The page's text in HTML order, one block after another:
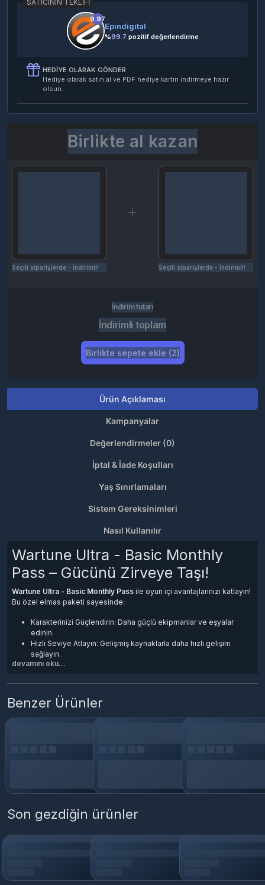
SATICININ TEKLIFI
9.97
Epindigital
%99.7 pozitif değerlendirme
HEDIYE OLARAK GÖNDER
Hediye olarak satın al ve PDF hediye kartın indirmeye hazır
olsun.
Birlikte al kazan
Seçili siparişlerde - İndirimli! Seçili siparişlerde - İndirimli!
İndirim tutarı
İndirimli toplam
Birlikte sepete ekle (2)
Ürün Açıklaması
Kampanyalar
Değerlendirmeler (0)
İptal & İade Koşulları
Yaş Sınırlamaları
Sistem Gereksinimleri
Nasıl Kullanılır
Wartune Ultra - Basic Monthly
Pass – Gücünü Zirveye Taşı!
Wartune Ultra - Basic Monthly Pass ile oyun içi avantajlarınızı katlayın!
Bu özel elmas paketi sayesinde:
Karakterinizi Güçlendirin: Daha güçlü ekipmanlar ve eşyalar
edinin.
Hızlı Seviye Atlayın: Gelişmiş kaynaklarla daha hızlı gelişim
sağlayın.
Özel İçeriklerin Kilidini Açın: Sınırlı içerikler ve premium
💎 Rakiplerinizin Önüne Geçin!
Anında teslimat ve güvenli ödeme seçenekleriyleWartune Ultra 100
devamını oku...
Benzer Ürünler
Son gezdiğin ürünler